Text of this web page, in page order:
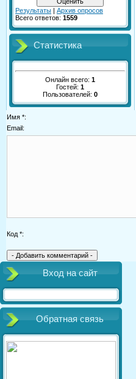
Результаты | Архив опросов
Всего ответов: 1559
Статистика
Онлайн всего: 1
Гостей: 1
Пользователей: 0
Имя *:
Email:
Код *:
Вход на сайт
Обратная связь